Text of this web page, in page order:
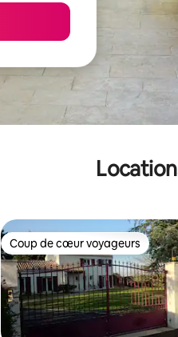
Coup de cœur voyageurs
Coup de cœur voyageurs